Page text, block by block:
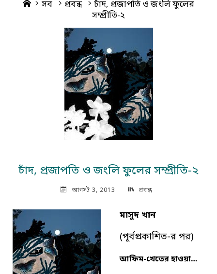
Home
সব প্রবন্ধ
চাঁদ, প্রজাপতি ও জংলি ফুলের
সম্প্রীতি-২
চাঁদ, প্রজাপতি ও জংলি ফুলের সম্প্রীতি-২
আগস্ট 3, 2013 প্রবন্ধ
মাসুদ খান
(পূর্বপ্রকাশিত-র পর)
আফিম-খেতের হাওয়া…